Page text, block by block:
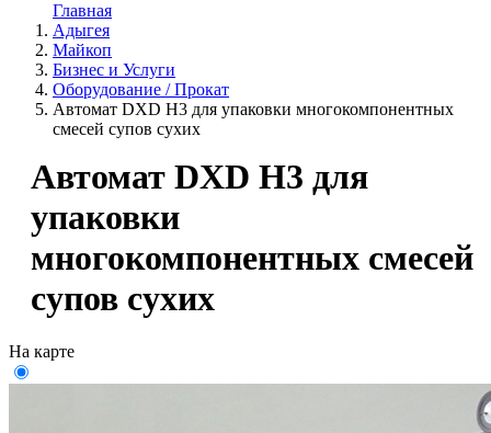
Главная
Адыгея
Майкоп
Бизнес и Услуги
Оборудование / Прокат
Автомат DXD H3 для упаковки многокомпонентных
смесей супов сухих
Автомат DXD H3 для
упаковки
многокомпонентных смесей
супов сухих
На карте